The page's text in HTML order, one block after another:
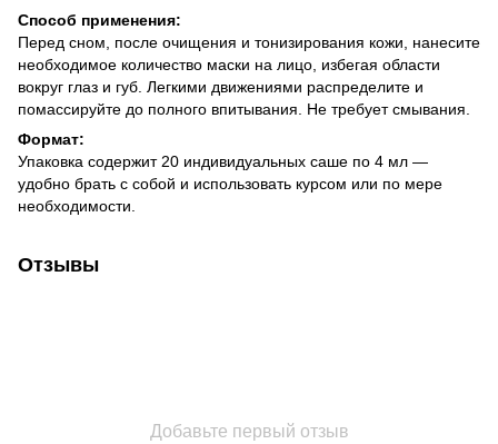
Способ применения:
Перед сном, после очищения и тонизирования кожи, нанесите
необходимое количество маски на лицо, избегая области
вокруг глаз и губ. Легкими движениями распределите и
помассируйте до полного впитывания. Не требует смывания.
Формат:
Упаковка содержит 20 индивидуальных саше по 4 мл —
удобно брать с собой и использовать курсом или по мере
необходимости.
Отзывы
Добавьте первый отзыв